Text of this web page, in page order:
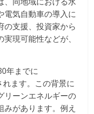
電気自動車の導入に
の支援、投資家から
現可能性などが、
年までに
れます。この背景に
リーンエネルギーの
があります。例え